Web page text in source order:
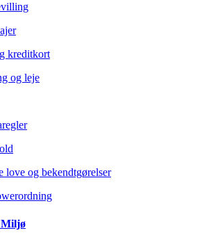
kreditkort
og leje
love og bekendtgørelser